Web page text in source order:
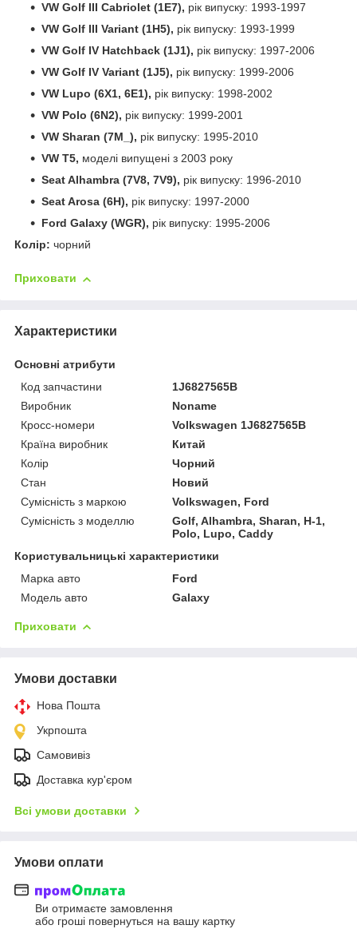
VW Golf III Cabriolet (1E7), рік випуску: 1993-1997
VW Golf III Variant (1H5), рік випуску: 1993-1999
VW Golf IV Hatchback (1J1), рік випуску: 1997-2006
VW Golf IV Variant (1J5), рік випуску: 1999-2006
VW Lupo (6X1, 6E1), рік випуску: 1998-2002
VW Polo (6N2), рік випуску: 1999-2001
VW Sharan (7M_), рік випуску: 1995-2010
VW T5, моделі випущені з 2003 року
Seat Alhambra (7V8, 7V9), рік випуску: 1996-2010
Seat Arosa (6H), рік випуску: 1997-2000
Ford Galaxy (WGR), рік випуску: 1995-2006
Колір: чорний
Приховати
Характеристики
Основні атрибути
Код запчастини
1J6827565B
Виробник
Noname
Кросс-номери
Volkswagen 1J6827565B
Країна виробник
Китай
Колір
Чорний
Стан
Новий
Сумісність з маркою
Volkswagen, Ford
Сумісність з моделлю
Golf, Alhambra, Sharan, H-1,
Polo, Lupo, Caddy
Користувальницькі характеристики
Марка авто
Ford
Модель авто
Galaxy
Приховати
Умови доставки
Нова Пошта
Укрпошта
Самовивіз
Доставка кур'єром
Всі умови доставки
Умови оплати
Ви отримаєте замовлення
або гроші повернуться на вашу картку